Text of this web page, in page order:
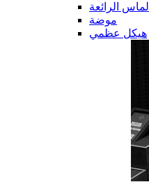
الماس الرائعة
موضة
هيكل عظمي